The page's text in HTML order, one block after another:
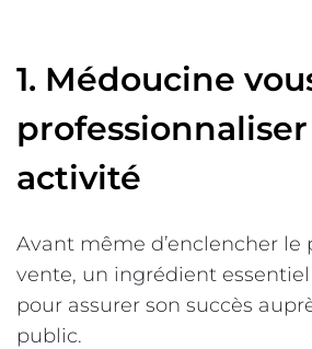
1. Médoucine
activité
Avant même d’enclencher le
vente, un ingrédient
pour assurer son succès
public.